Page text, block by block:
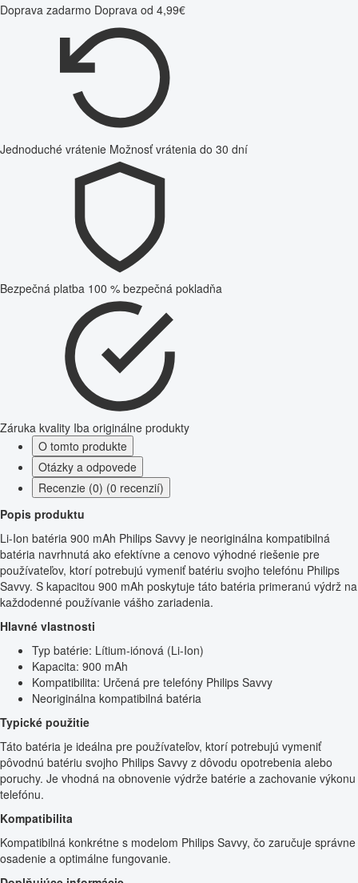
Doprava zadarmo Doprava od 4,99€
Jednoduché vrátenie Možnosť vrátenia do 30 dní
Bezpečná platba 100 % bezpečná pokladňa
Záruka kvality Iba originálne produkty
O tomto produkte
Otázky a odpovede
Recenzie (0) (0 recenzií)
Popis produktu
Li-Ion batéria 900 mAh Philips Savvy je neoriginálna kompatibilná
batéria navrhnutá ako efektívne a cenovo výhodné riešenie pre
používateľov, ktorí potrebujú vymeniť batériu svojho telefónu Philips
Savvy. S kapacitou 900 mAh poskytuje táto batéria primeranú výdrž na
každodenné používanie vášho zariadenia.
Hlavné vlastnosti
Typ batérie: Lítium-iónová (Li-Ion)
Kapacita: 900 mAh
Kompatibilita: Určená pre telefóny Philips Savvy
Neoriginálna kompatibilná batéria
Typické použitie
Táto batéria je ideálna pre používateľov, ktorí potrebujú vymeniť
pôvodnú batériu svojho Philips Savvy z dôvodu opotrebenia alebo
poruchy. Je vhodná na obnovenie výdrže batérie a zachovanie výkonu
telefónu.
Kompatibilita
Kompatibilná konkrétne s modelom Philips Savvy, čo zaručuje správne
osadenie a optimálne fungovanie.